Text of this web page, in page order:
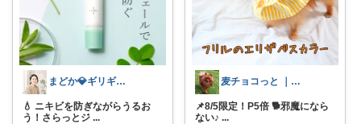
まどか💎ギリギリアラサーOL
💧 ニキビを防ぎながらうるお
う！さらっとジ ...
麦チョコっと ｜ キッズ＆ベビー 夏
📌8/5限定！P5倍 🐕邪魔になら
ない♪ ...